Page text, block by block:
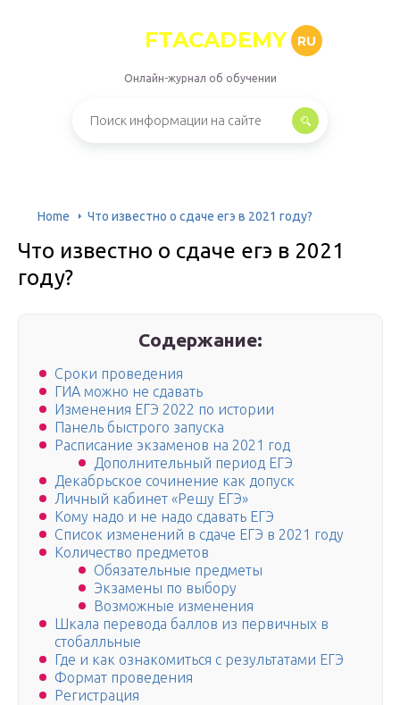
FTACADEMY RU
Онлайн-журнал об обучении
Home Что известно о сдаче егэ в 2021 году?
Что известно о сдаче егэ в 2021
году?
Содержание:
Сроки проведения
ГИА можно не сдавать
Изменения ЕГЭ 2022 по истории
Панель быстрого запуска
Расписание экзаменов на 2021 год
Дополнительный период ЕГЭ
Декабрьское сочинение как допуск
Личный кабинет «Решу ЕГЭ»
Кому надо и не надо сдавать ЕГЭ
Список изменений в сдаче ЕГЭ в 2021 году
Количество предметов
Обязательные предметы
Экзамены по выбору
Возможные изменения
Шкала перевода баллов из первичных в
стобалльные
Где и как ознакомиться с результатами ЕГЭ
Формат проведения
Регистрация